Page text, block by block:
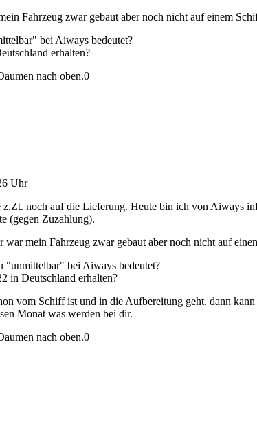
Fahrzeug zwar gebaut aber noch nicht auf einem
bei Aiways bedeutet?
erhalten?
nach oben.0
Uhr
noch auf die Lieferung. Heute bin ich von Aiways
(gegen Zuzahlung).
mein Fahrzeug zwar gebaut aber noch nicht auf
"unmittelbar" bei Aiways bedeutet?
in Deutschland erhalten?
vom Schiff ist und in die Aufbereitung geht. dann
Monat was werden bei dir.
nach oben.0